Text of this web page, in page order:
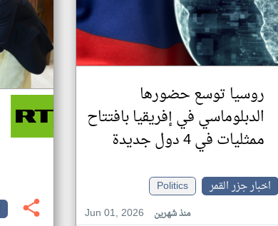
روسيا توسع حضورها
الدبلوماسي في إفريقيا بافتتاح
ممثليات في 4 دول جديدة
اخبار جزر القمر
Politics
Jun 01, 2026
منذ شهرين